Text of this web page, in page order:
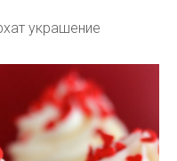
украшение